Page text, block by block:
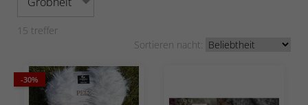
15 treffer
Sortieren nacht:
-30%